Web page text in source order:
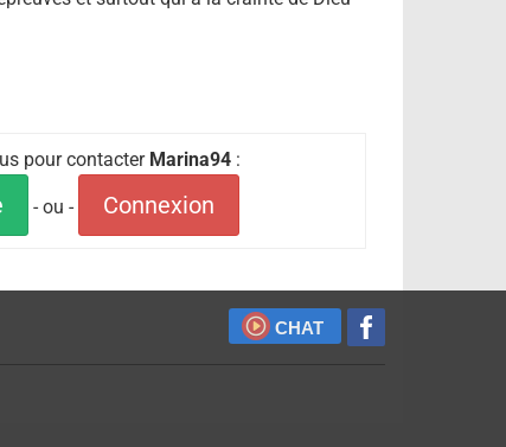
pour contacter Marina94:
- ou - Connexion
CHAT